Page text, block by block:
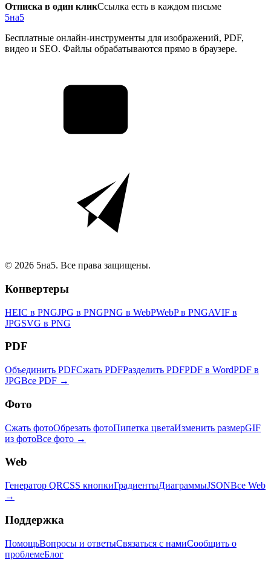
Отписка в один кликСсылка есть в каждом письме
5на5
Бесплатные онлайн-инструменты для изображений, PDF,
видео и SEO. Файлы обрабатываются прямо в браузере.
© 2026 5на5. Все права защищены.
Конвертеры
HEIC в PNGJPG в PNGPNG в WebPWebP в PNGAVIF в
JPGSVG в PNG
PDF
Объединить PDFСжать PDFРазделить PDFPDF в WordPDF в
JPGВсе PDF →
Фото
Сжать фотоОбрезать фотоПипетка цветаИзменить размерGIF
из фотоВсе фото →
Web
Генератор QRCSS кнопкиГрадиентыДиаграммыJSONВсе Web
→
Поддержка
ПомощьВопросы и ответыСвязаться с намиСообщить о
проблемеБлог